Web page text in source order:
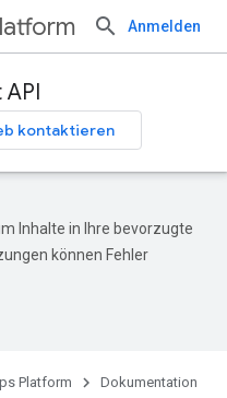
Anmelden
kontaktieren
Inhalte in Ihre bevorzugte
können Fehler
Platform
Dokumentation